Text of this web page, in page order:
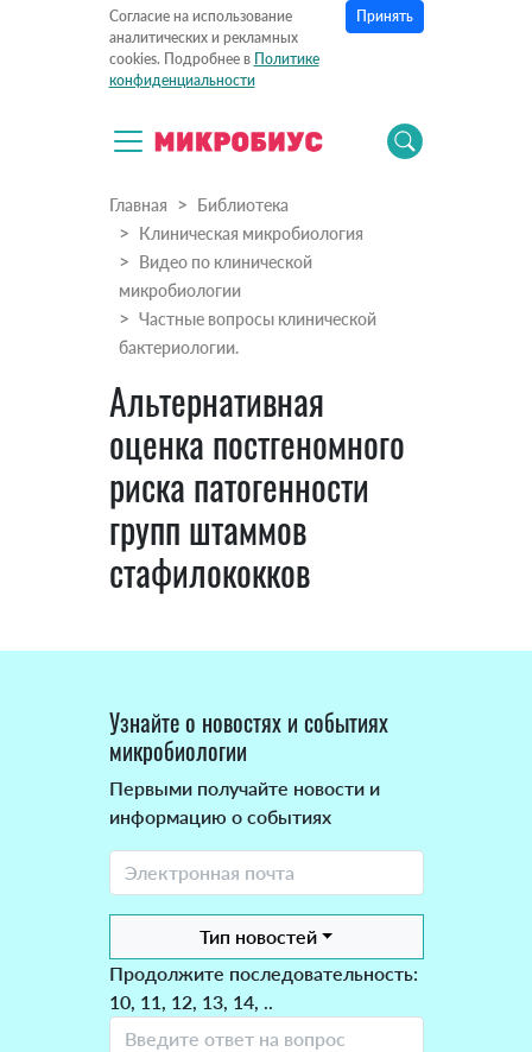
Согласие на использование
аналитических и рекламных
cookies. Подробнее в Политике
конфиденциальности
Принять
Главная
Библиотека
Клиническая микробиология
Видео по клинической
микробиологии
Частные вопросы клинической
бактериологии.
Альтернативная
оценка постгеномного
риска патогенности
групп штаммов
стафилококков
Узнайте о новостях и событиях
микробиологии
Первыми получайте новости и
информацию о событиях
Тип новостей
Продолжите последовательность:
10, 11, 12, 13, 14, ..